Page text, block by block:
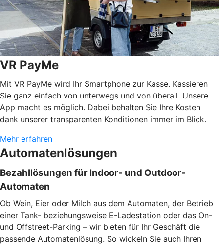
VR PayMe
Mit VR PayMe wird Ihr Smartphone zur Kasse. Kassieren
Sie ganz einfach von unterwegs und von überall. Unsere
App macht es möglich. Dabei behalten Sie Ihre Kosten
dank unserer transparenten Konditionen immer im Blick.
Mehr erfahren
Automatenlösungen
Bezahllösungen für Indoor- und Outdoor-
Automaten
Ob Wein, Eier oder Milch aus dem Automaten, der Betrieb
einer Tank- beziehungsweise E-Ladestation oder das On-
und Offstreet-Parking – wir bieten für Ihr Geschäft die
passende Automatenlösung. So wickeln Sie auch Ihren